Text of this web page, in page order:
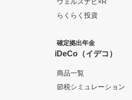
らくらく投資
確定拠出年金
iDeCo（イデコ）
商品一覧
節税シミュレーション